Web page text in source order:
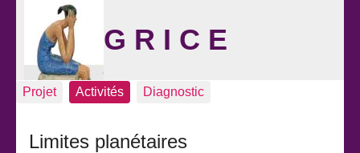
G R I C E
Projet Activités Diagnostic
Limites planétaires